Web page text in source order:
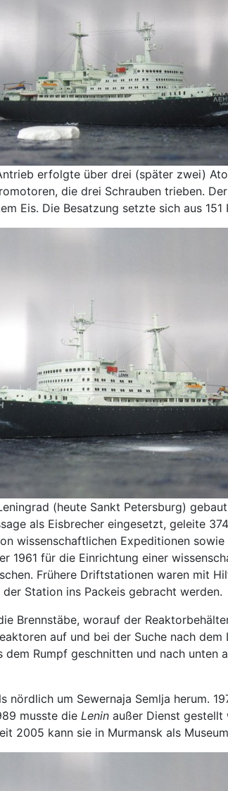
erfolgte über drei (später zwei)
die drei Schrauben trieben.
Eis. Die Besatzung setzte sich aus 151
(heute Sankt Petersburg)
als Eisbrecher eingesetzt, geleite
wissenschaftlichen Expeditionen
1961 für die Einrichtung einer
Frühere Driftstationen waren mit
Station ins Packeis gebracht werden.
Brennstäbe, worauf der
auf und bei der Suche nach
Rumpf geschnitten und nach unten
um Sewernaja Semlja herum.
musste die Lenin außer Dienst gestellt
2005 kann sie in Murmansk als